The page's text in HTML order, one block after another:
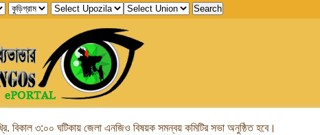
বিকাল ৩:০০ ঘটিকায় জেলা এনজিও বিষয়ক সমন্বয় কমিটির সভা অনুষ্ঠিত হবে।